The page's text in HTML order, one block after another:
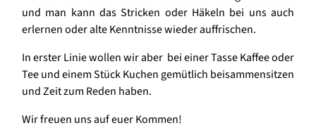
und man kann das Stricken oder Häkeln bei uns auch
erlernen oder alte Kenntnisse wieder auffrischen.
In erster Linie wollen wir aber bei einer Tasse Kaffee oder
Tee und einem Stück Kuchen gemütlich beisammensitzen
und Zeit zum Reden haben.
Wir freuen uns auf euer Kommen!